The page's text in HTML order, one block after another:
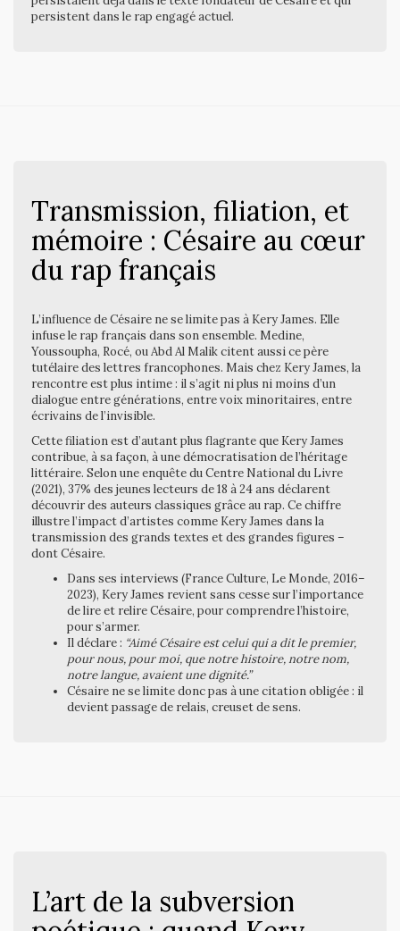
persistent dans le rap engagé actuel.
Transmission, filiation, et
mémoire : Césaire au cœur
du rap français
L’influence de Césaire ne se limite pas à Kery James. Elle
infuse le rap français dans son ensemble. Medine,
Youssoupha, Rocé, ou Abd Al Malik citent aussi ce père
tutélaire des lettres francophones. Mais chez Kery James, la
rencontre est plus intime : il s’agit ni plus ni moins d’un
dialogue entre générations, entre voix minoritaires, entre
écrivains de l’invisible.
Cette filiation est d’autant plus flagrante que Kery James
contribue, à sa façon, à une démocratisation de l’héritage
littéraire. Selon une enquête du Centre National du Livre
(2021), 37% des jeunes lecteurs de 18 à 24 ans déclarent
découvrir des auteurs classiques grâce au rap. Ce chiffre
illustre l’impact d’artistes comme Kery James dans la
transmission des grands textes et des grandes figures –
dont Césaire.
Dans ses interviews (France Culture, Le Monde, 2016–
2023), Kery James revient sans cesse sur l’importance
de lire et relire Césaire, pour comprendre l’histoire,
pour s’armer.
Il déclare : “Aimé Césaire est celui qui a dit le premier,
pour nous, pour moi, que notre histoire, notre nom,
notre langue, avaient une dignité.”
Césaire ne se limite donc pas à une citation obligée : il
devient passage de relais, creuset de sens.
L’art de la subversion